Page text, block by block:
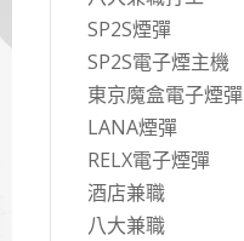
SP2S煙彈
SP2S電子煙主機
東京魔盒電子煙彈
LANA煙彈
RELX電子煙彈
酒店兼職
八大兼職